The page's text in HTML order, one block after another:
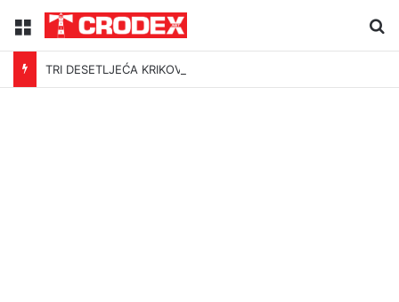
Menu
TRI DESETLJEĆA KRIKOVA OČAJNIKA